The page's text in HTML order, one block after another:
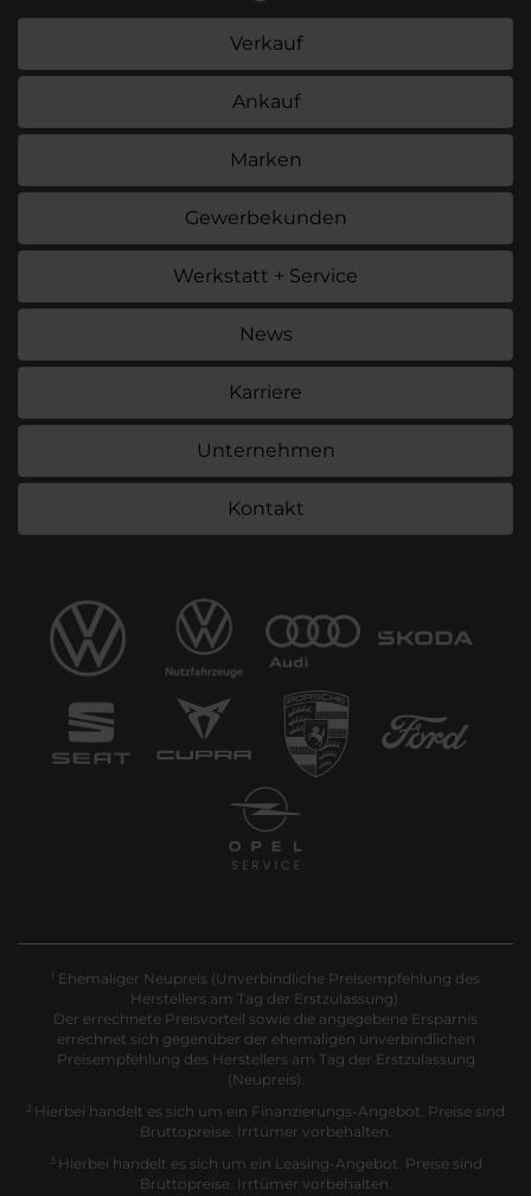
Verkauf
Ankauf
Marken
Gewerbekunden
Werkstatt + Service
News
Karriere
Unternehmen
Kontakt
1 Ehemaliger Neupreis (Unverbindliche Preisempfehlung des
Herstellers am Tag der Erstzulassung).
Der errechnete Preisvorteil sowie die angegebene Ersparnis
errechnet sich gegenüber der ehemaligen unverbindlichen
Preisempfehlung des Herstellers am Tag der Erstzulassung
(Neupreis).
2 Hierbei handelt es sich um ein Finanzierungs-Angebot. Preise sind
Bruttopreise. Irrtümer vorbehalten.
3 Hierbei handelt es sich um ein Leasing-Angebot. Preise sind
Bruttopreise. Irrtümer vorbehalten.